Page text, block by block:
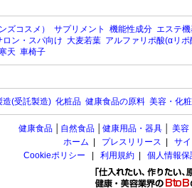
ズコスメ） サプリメント 機能性成分 エステ
ロン・スパ向け 大麦若葉 アルファリポ酸(αリポ
天 車椅子
造(受託製造) 化粧品 健康食品の原料 美容・化
健康食品 自然食品 健康用品・器具 美容
ホーム
プレスリリース
サ
Cookieポリシー
利用規約 個人情報